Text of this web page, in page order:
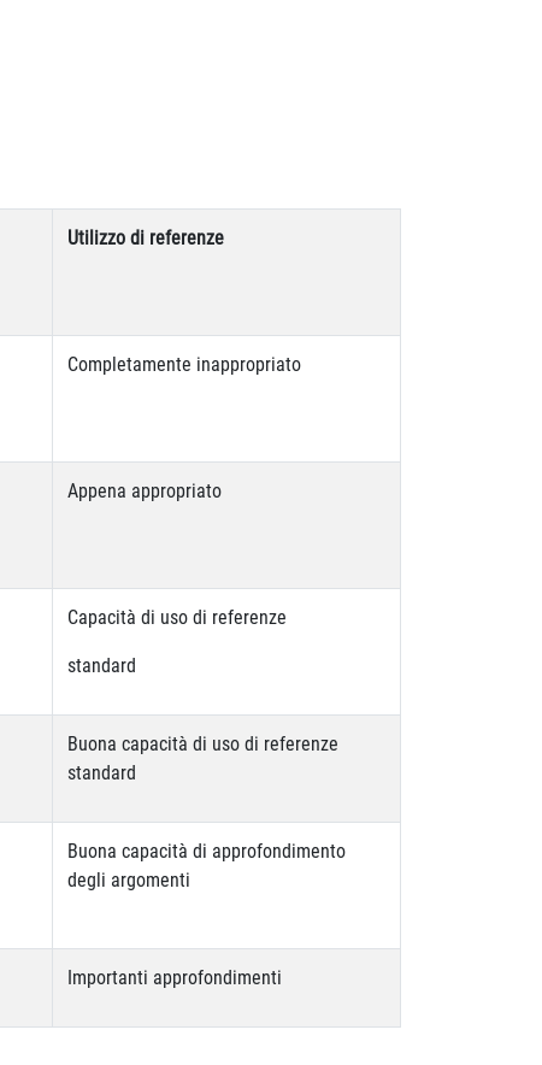
Utilizzo di referenze
Completamente inappropriato
Appena appropriato
Capacità di uso di referenze
standard
Buona capacità di uso di referenze
standard
Buona capacità di approfondimento
degli argomenti
Importanti approfondimenti